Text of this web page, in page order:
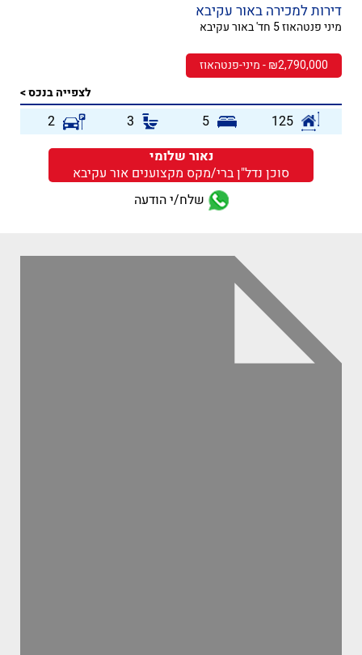
דירות למכירה באור עקיבא
מיני פנטהאוז 5 חד' באור עקיבא
₪2,790,000 - מיני-פנטהאוז
לצפייה בנכס >
125
5
3
2
נאור שלומי
סוכן נדל"ן ברי/מקס מקצוענים אור עקיבא
שלח/י הודעה